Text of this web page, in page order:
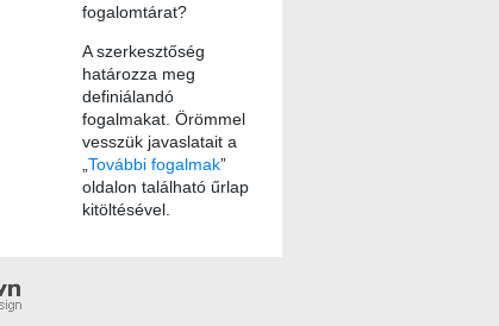
fogalomtárat?
A szerkesztőség
határozza meg
definiálandó
fogalmakat. Örömmel
vesszük javaslatait a
További fogalmak”
oldalon található űrlap
kitöltésével.